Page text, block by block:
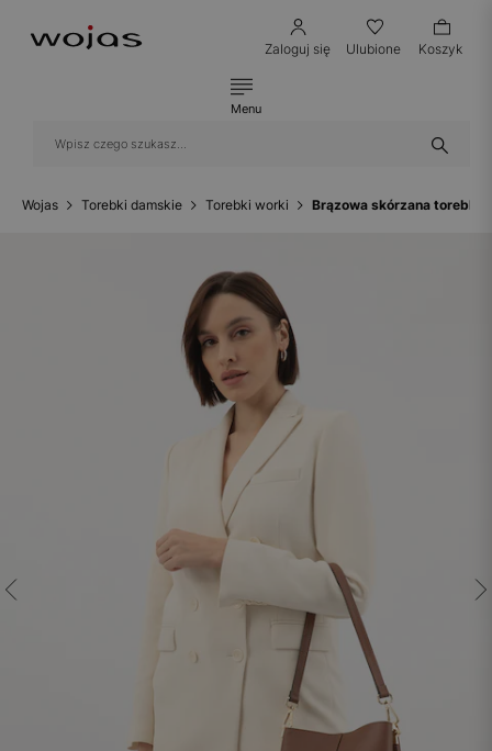
Zaloguj się Ulubione Koszyk
Menu
Wojas Torebki damskie Torebki worki Brązowa skórzana